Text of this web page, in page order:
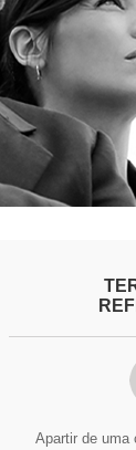
Apartir de uma